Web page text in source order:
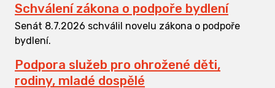
Schválení zákona o podpoře bydlení
Senát 8.7.2026 schválil novelu zákona o podpoře
bydlení.
Podpora služeb pro ohrožené děti,
rodiny, mladé dospělé